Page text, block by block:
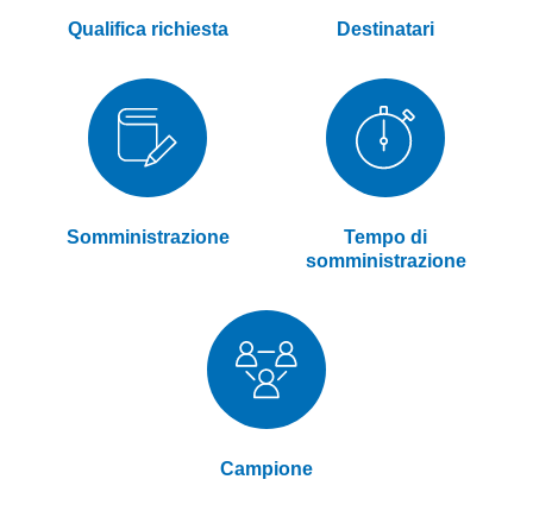
Qualifica richiesta Destinatari
Somministrazione
Tempo di
somministrazione
Campione